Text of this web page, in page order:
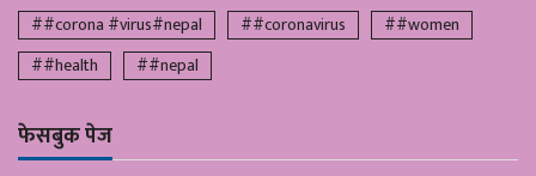
##corona #virus#nepal ##coronavirus
##women
##health
##nepal
फेसबुक पेज